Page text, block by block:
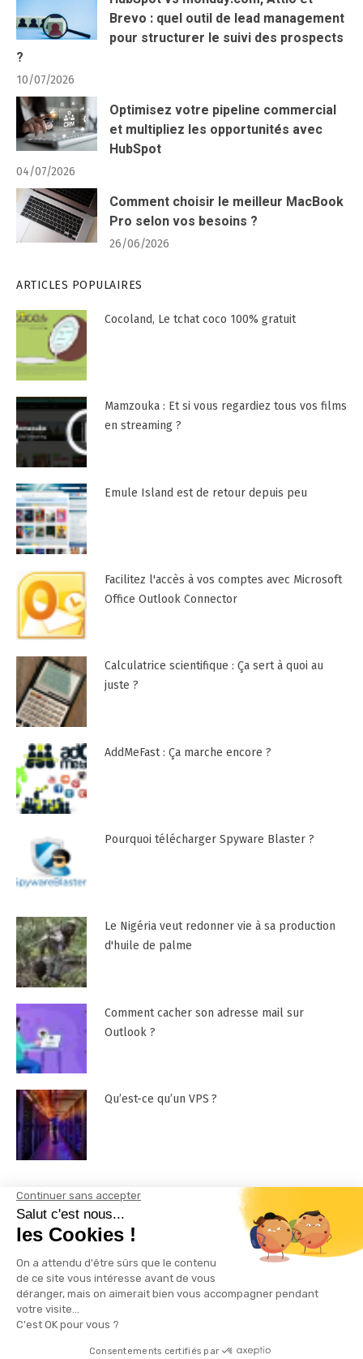
Brevo : quel outil de lead management
pour structurer le suivi des prospects
?
10/07/2026
Optimisez votre pipeline commercial
et multipliez les opportunités avec
HubSpot
04/07/2026
Comment choisir le meilleur MacBook
Pro selon vos besoins ?
26/06/2026
ARTICLES POPULAIRES
Cocoland, Le tchat coco 100% gratuit
Mamzouka : Et si vous regardiez tous vos films
en streaming ?
Emule Island est de retour depuis peu
Facilitez l'accès à vos comptes avec Microsoft
Office Outlook Connector
Calculatrice scientifique : Ça sert à quoi au
juste ?
AddMeFast : Ça marche encore ?
Pourquoi télécharger Spyware Blaster ?
Le Nigéria veut redonner vie à sa production
d'huile de palme
Comment cacher son adresse mail sur
Outlook ?
Qu’est-ce qu’un VPS ?
Mentions Légales
Contactez-nous !
Plan du site